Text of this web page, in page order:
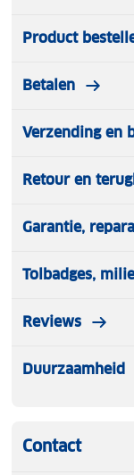
Product
Betalen
Verzending en
Retour en
Garantie,
Tolbadges,
Reviews
Duurzaamheid
Contact